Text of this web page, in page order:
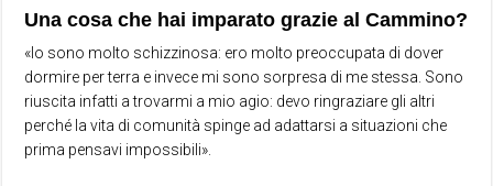
Una cosa che hai imparato grazie al Cammino?
«Io sono molto schizzinosa: ero molto preoccupata di dover
dormire per terra e invece mi sono sorpresa di me stessa. Sono
riuscita infatti a trovarmi a mio agio: devo ringraziare gli altri
perché la vita di comunità spinge ad adattarsi a situazioni che
prima pensavi impossibili».